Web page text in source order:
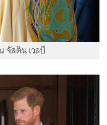
จัสติน เวลบี